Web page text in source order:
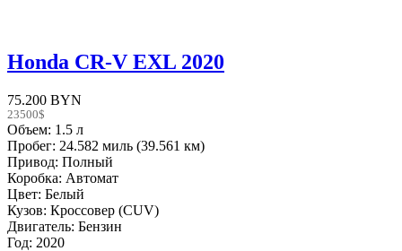
Honda CR-V EXL 2020
75.200 BYN
23500$
Объем: 1.5 л
Пробег: 24.582 миль (39.561 км)
Привод: Полный
Коробка: Автомат
Цвет: Белый
Кузов: Кроссовер (CUV)
Двигатель: Бензин
Год: 2020